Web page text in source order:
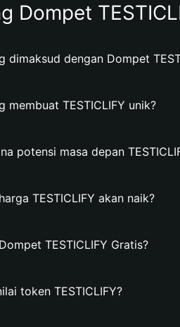
Dompet
dimaksud dengan Dompet
membuat TESTICLIFY unik?
potensi masa depan
TESTICLIFY akan naik?
TESTICLIFY Gratis?
token TESTICLIFY?